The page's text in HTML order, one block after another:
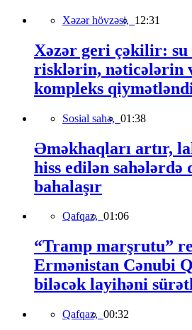
Xəzər hövzəsi, 12:31
Xəzər geri çəkilir: su
risklərin, nəticələrin
kompleks
Sosial sahə, 01:38
Əməkhaqları artır,
hiss edilən sahələrdə
bahalaşır
Qafqaz, 01:06
“Tramp marşrutu”
Ermənistan Cənubi
biləcək layihəni
Qafqaz, 00:32